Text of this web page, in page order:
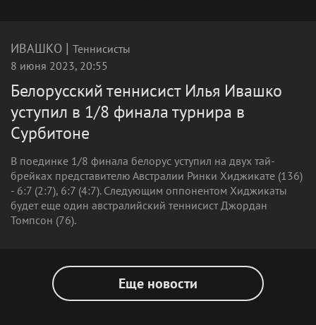
ИВАШКО | Теннисисты
8 июня 2023, 20:55
Белорусский теннисист Илья Ивашко
уступил в 1/8 финала турнира в
Сурбитоне
В поединке 1/8 финала белорус уступил на двух тай-
брейках представителю Австралии Ринки Хиджикате (136)
- 6:7 (2:7), 6:7 (4:7). Следующим оппонентом Хиджикаты
будет еще один австралийский теннисист Джордан
Томпсон (76).
Еще новости